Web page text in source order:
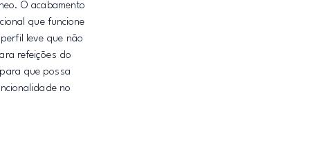
O acabamento
que funcione
leve que não
refeições do
que possa
no